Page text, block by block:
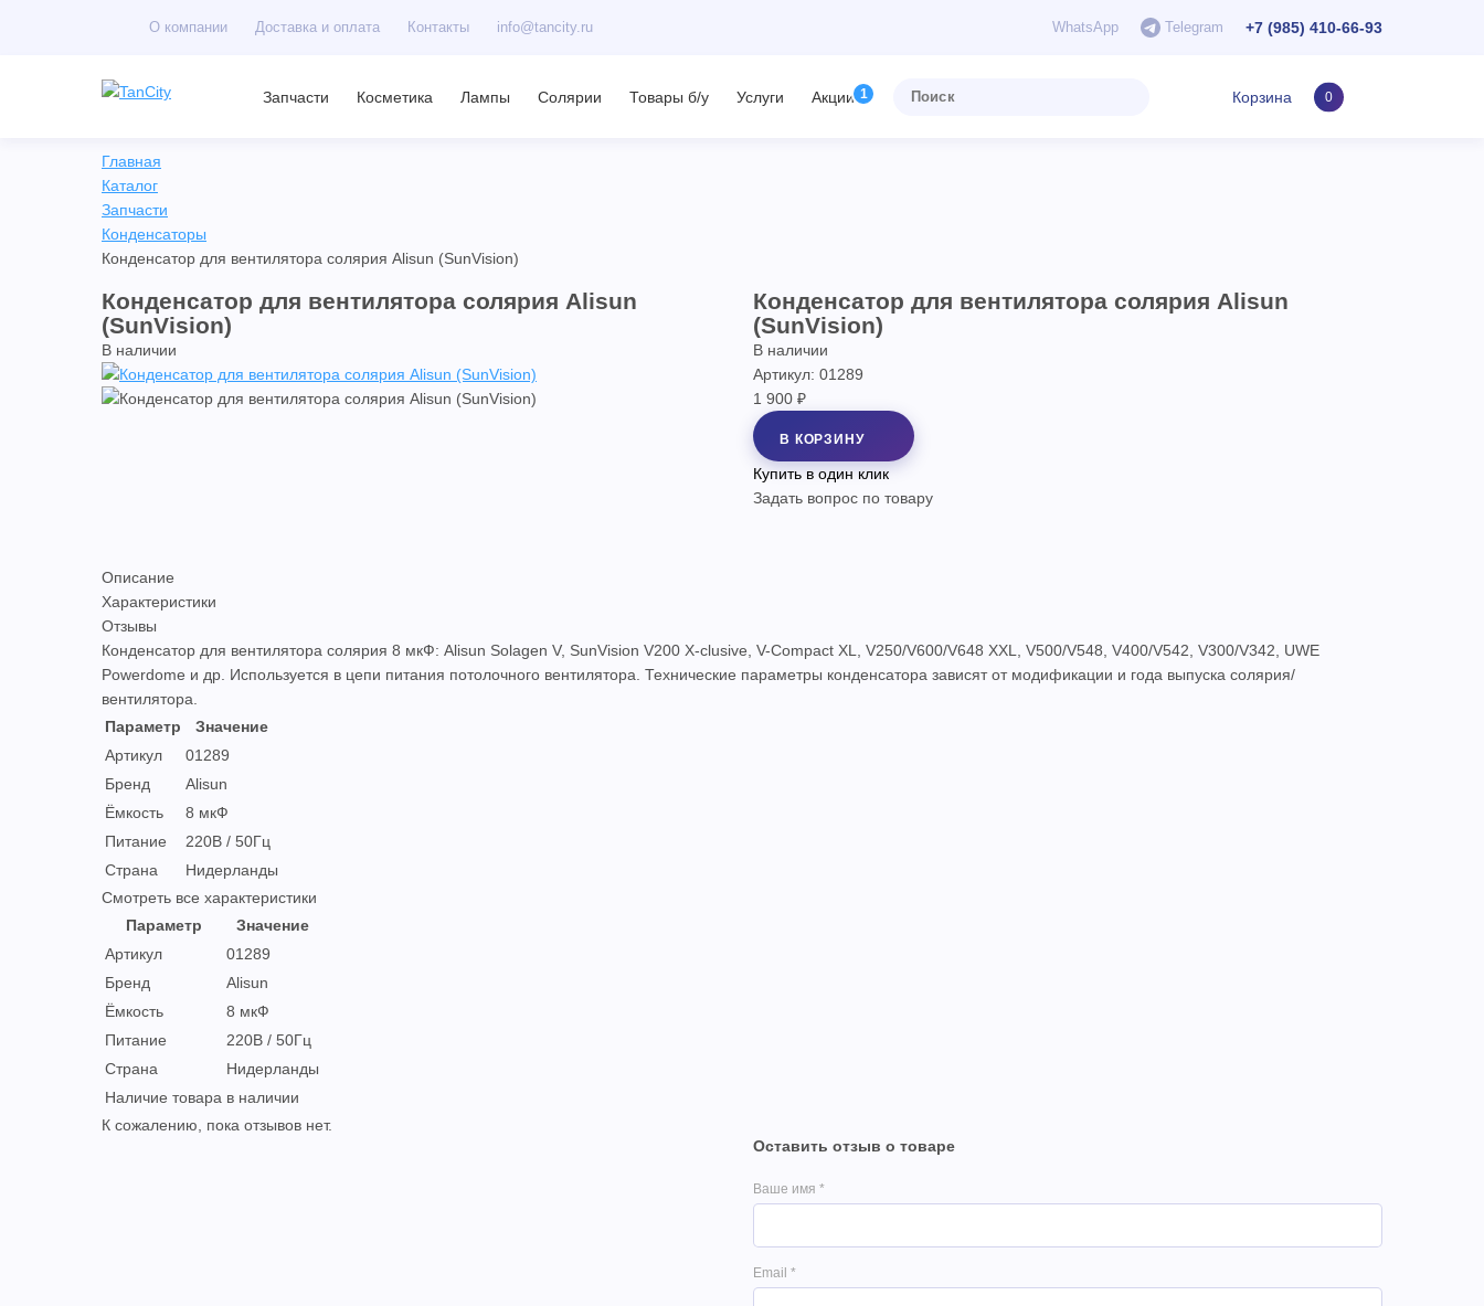
О компании Доставка и оплата Контакты info@tancity.ru WhatsApp Telegram +7 (985) 410-66-93
Запчасти Косметика Лампы Солярии Товары б/у Услуги Акции Корзина 0
Главная
Каталог
Запчасти
Конденсаторы
Конденсатор для вентилятора солярия Alisun (SunVision)
Конденсатор для вентилятора солярия Alisun
(SunVision)
В наличии
Конденсатор для вентилятора солярия Alisun
(SunVision)
В наличии
Артикул: 01289
1 900 ₽
В КОРЗИНУ
Купить в один клик
Задать вопрос по товару
Описание
Характеристики
Отзывы
Конденсатор для вентилятора солярия 8 мкФ: Alisun Solagen V, SunVision V200 X-clusive, V-Compact XL, V250/V600/V648 XXL, V500/V548, V400/V542, V300/V342, UWE
Powerdome и др. Используется в цепи питания потолочного вентилятора. Технические параметры конденсатора зависят от модификации и года выпуска солярия/
вентилятора.
Параметр
Значение
Артикул
01289
Бренд
Alisun
Ёмкость
8 мкФ
Питание
220В / 50Гц
Страна
Нидерланды
Смотреть все характеристики
Параметр
Значение
Артикул
01289
Бренд
Alisun
Ёмкость
8 мкФ
Питание
220В / 50Гц
Страна
Нидерланды
Наличие товара в наличии
К сожалению, пока отзывов нет.
Оставить отзыв о товаре
Ваше имя *
Email *